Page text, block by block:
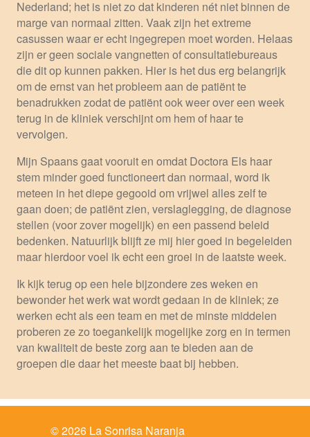
Nederland; het is niet zo dat kinderen nét niet binnen de
marge van normaal zitten. Vaak zijn het extreme
casussen waar er echt ingegrepen moet worden. Helaas
zijn er geen sociale vangnetten of consultatiebureaus
die dit op kunnen pakken. Hier is het dus erg belangrijk
om de ernst van het probleem aan de patiënt te
benadrukken zodat de patiënt ook weer over een week
terug in de kliniek verschijnt om hem of haar te
vervolgen.
Mijn Spaans gaat vooruit en omdat Doctora Els haar
stem minder goed functioneert dan normaal, word ik
meteen in het diepe gegooid om vrijwel alles zelf te
gaan doen; de patiënt zien, verslaglegging, de diagnose
stellen (voor zover mogelijk) en een passend beleid
bedenken. Natuurlijk blijft ze mij hier goed in begeleiden
maar hierdoor voel ik echt een groei in de laatste week.
Ik kijk terug op een hele bijzondere zes weken en
bewonder het werk wat wordt gedaan in de kliniek; ze
werken echt als een team en met de minste middelen
proberen ze zo toegankelijk mogelijke zorg en in termen
van kwaliteit de beste zorg aan te bieden aan de
groepen die daar het meeste baat bij hebben.
© 2026 La Sonrisa Naranja